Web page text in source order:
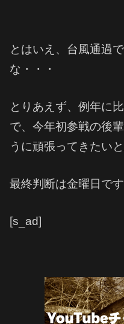
とはいえ、台風通過
な・・・
とりあえず、例年に
で、今年初参戦の後
うに頑張ってきたいと
最終判断は金曜日です
[s_ad]